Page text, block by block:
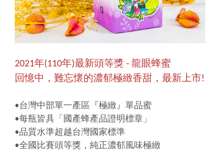
2021年(110年)最新頭等獎 - 龍眼蜂蜜
回憶中，難忘懷的濃郁極緻香甜，最新上市!
•台灣中部單一產區『極緻』單品蜜
•每瓶皆具「國產蜂產品證明標章」
•品質水準超越台灣國家標準
•全國比賽頭等獎，純正濃郁風味極緻